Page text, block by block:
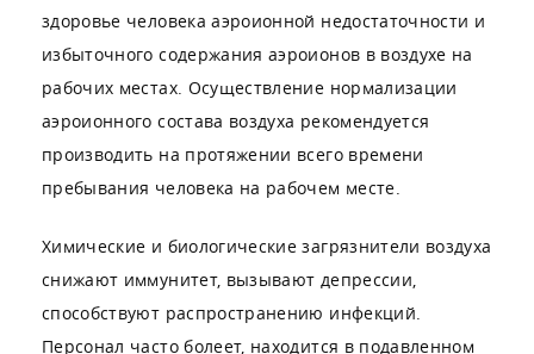
здоровье человека аэроионной недостаточности и
избыточного содержания аэроионов в воздухе на
рабочих местах. Осуществление нормализации
аэроионного состава воздуха рекомендуется
производить на протяжении всего времени
пребывания человека на рабочем месте.
Химические и биологические загрязнители воздуха
снижают иммунитет, вызывают депрессии,
способствуют распространению инфекций.
Персонал часто болеет, находится в подавленном